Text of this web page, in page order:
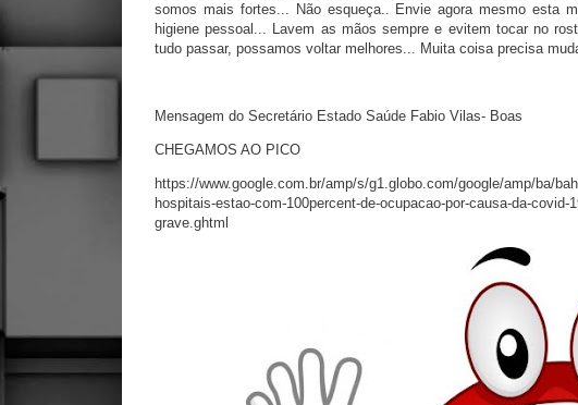
somos mais fortes... Não esqueça.. Envie agora mesmo esta
higiene pessoal... Lavem as mãos sempre e evitem tocar no
tudo passar, possamos voltar melhores... Muita coisa precisa
Mensagem do Secretário Estado Saúde Fabio Vilas- Boas
CHEGAMOS AO PICO
https://www.google.com.br/amp/s/g1.globo.com/google/amp/ba/
hospitais-estao-com-100percent-de-ocupacao-por-causa-da-covid-
grave.ghtml